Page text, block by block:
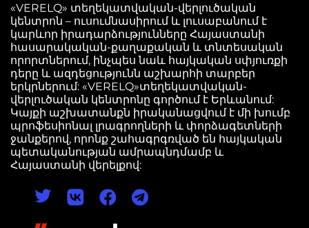
«VERELQ» տեղեկատվական-վերլուծական
կենտրոն – ուսումնասիրում և լուսաբանում է
կարևոր իրադարձությունները Հայաստանի
հասարակական-քաղաքական և տնտեսական
որորտներում, ինչպես նաև հայկական սփյուռքի
դերը և ազդեցությունն աշխարհի տարբեր
երկրներում: «VERELQ»տեղեկատվական-
վերլուծական կենտրոնը գործում է Երևանում:
Կայքի աշխատանքն իրականացվում է մի խումբ
պրոֆեսիոնալ լրագրողների և փորձագետների
ջանքերով, որոնք շահագրգռված են հայկական
պետականության ամրապնդմամբ և
Հայաստանի վերելքով: